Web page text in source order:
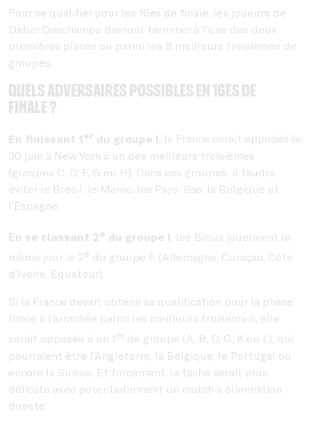
Pour se qualifier pour les 16es de finale, les joueurs de
Didier Deschamps devront terminer à l’une des deux
premières places ou parmi les 8 meilleurs troisièmes de
groupes.
Quels adversaires possibles en 16es de
finale ?
En finissant 1er du groupe I, la France serait opposée le
30 juin à New York à un des meilleurs troisièmes
(groupes C, D, F, G ou H). Dans ces groupes, il faudra
éviter le Brésil, le Maroc, les Pays-Bas, la Belgique et
l’Espagne.
En se classant 2e du groupe I, les Bleus joueraient le
même jour le 2e du groupe E (Allemagne, Curaçao, Côte
d’Ivoire, Equateur).
Si la France devait obtenir sa qualification pour la phase
finale à l’arrachée parmi les meilleurs troisièmes, elle
serait opposée à un 1er de groupe (A, B, D, G, K ou L), qui
pourraient être l’Angleterre, la Belgique, le Portugal ou
encore la Suisse. Et forcément, la tâche serait plus
délicate avec potentiellement un match à élimination
directe.